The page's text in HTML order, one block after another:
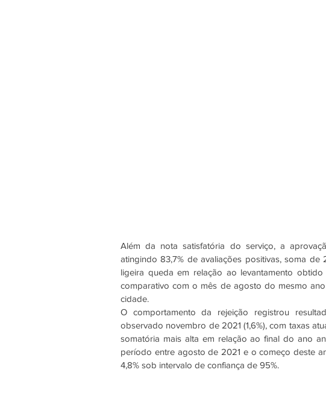
Além da nota satisfatória do serviço, a
atingindo 83,7% de avaliações positivas, soma
ligeira queda em relação ao levantamento
comparativo com o mês de agosto do mesmo
cidade.
O comportamento da rejeição registrou
observado novembro de 2021 (1,6%), com taxas
somatória mais alta em relação ao final do ano
período entre agosto de 2021 e o começo deste
4,8% sob intervalo de confiança de 95%.